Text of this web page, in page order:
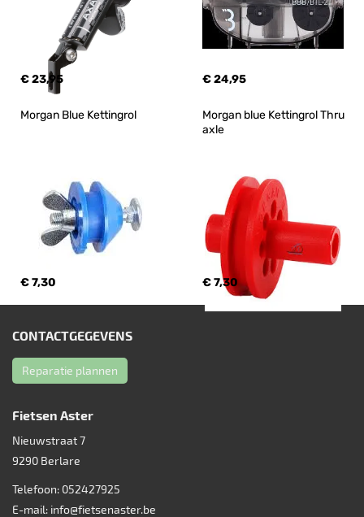
€ 23,95 € 24,95
Morgan Blue Kettingrol
€ 7,30
Morgan blue Kettingrol Thru
axle
€ 7,30
CONTACTGEGEVENS
Reparatie plannen
Fietsen Aster
Nieuwstraat 7
9290 Berlare
Telefoon: 052427925
E-mail: info@fietsenaster.be